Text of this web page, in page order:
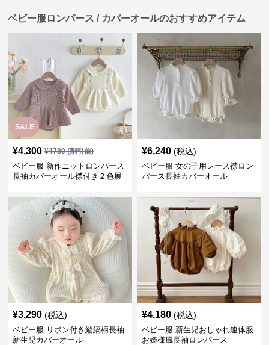
ベビー服ロンパース / カバーオールのおすすめアイテム
SALE
¥4,300 ¥4780(割引前)
ベビー服 新作ニットロンパース
長袖カバーオール襟付き２色展
¥6,240 (税込)
ベビー服 女の子用レース襟ロン
パース長袖カバーオール
¥3,290 (税込)
ベビー服 リボン付き縦縞柄長袖
新生児カバーオール
¥4,180 (税込)
ベビー服 新生児おしゃれ連体服
お姫様風長袖ロンパース